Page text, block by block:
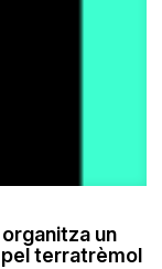
un
terratrèmol